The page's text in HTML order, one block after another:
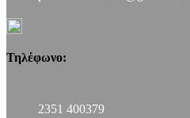
Τηλέφωνο:
2351 400379